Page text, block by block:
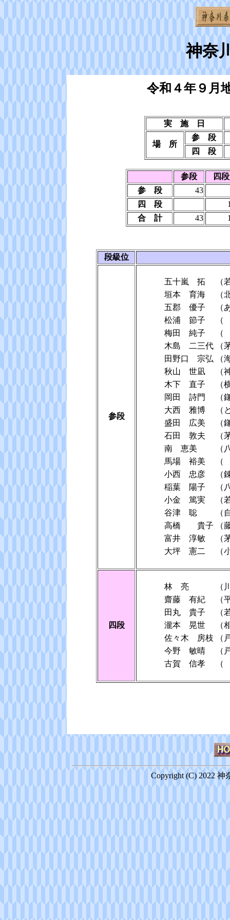
神奈
令和４年９月
実 施 日
場 所
参 段
四 段
参段
四段
参 段
43
四 段
合 計
43
段級位
参段
五十嵐 拓
垣本 育海
五郡 優子
（
松浦 節子
梅田 純子
木島 二三代
田野口 宗弘
秋山 世凪
（
木下 直子
岡田 詩門
大西 雅博
盛田 広美
石田 敦夫
南 恵美
馬場 裕美
小西 忠彦
稲葉 陽子
小金 篤実
谷津 聡
高橋 貴子
富井 淳敏
大坪 憲二
四段
林 亮
（
齋藤 有紀
田丸 貴子
瀧本 晃世
佐々木 房枝
今野 敏晴
古賀 信孝
Copyright (C) 2022 神